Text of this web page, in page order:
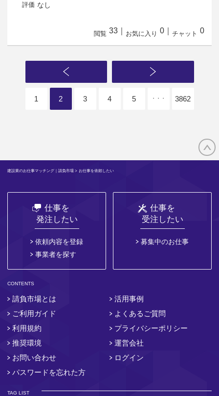
評価 なし
閲覧 33 お気に入り 0 チャット 0
1 2 3 4 5 ・・・ 3862
建設業のお仕事マッチング｜請負市場 > お仕事を依頼したい
仕事を
発注したい
依頼内容を登録
事業者を探す
仕事を
受注したい
募集中のお仕事
CONTENTS
請負市場とは
活用事例
ご利用ガイド
よくあるご質問
利用規約
プライバシーポリシー
推奨環境
運営会社
お問い合わせ
ログイン
パスワードを忘れた方
TAG LIST